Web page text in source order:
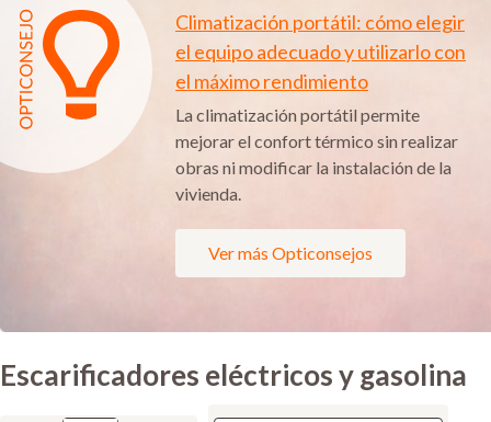
Climatización portátil: cómo elegir
el equipo adecuado y utilizarlo con
el máximo rendimiento
La climatización portátil permite
mejorar el confort térmico sin realizar
obras ni modificar la instalación de la
vivienda.
Ver más Opticonsejos
Escarificadores eléctricos y gasolina